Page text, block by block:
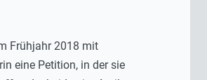
Frühjahr 2018 mit
eine Petition, in der sie